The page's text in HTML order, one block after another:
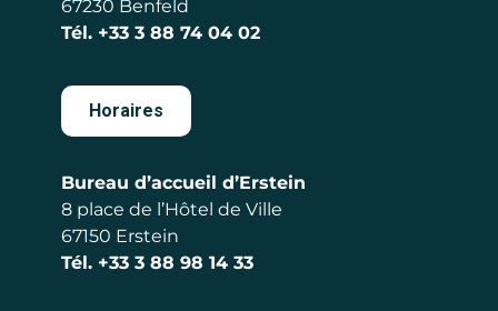
67230 Benfeld
Tél. +33 3 88 74 04 02
Horaires
Bureau d’accueil d’Erstein
8 place de l’Hôtel de Ville
67150 Erstein
Tél. +33 3 88 98 14 33